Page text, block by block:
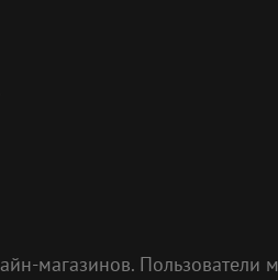
магазинов. Пользователи